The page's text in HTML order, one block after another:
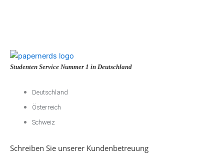
Studenten Service Nummer 1 in Deutschland
Deutschland
Österreich
Schweiz
Schreiben Sie unserer Kundenbetreuung